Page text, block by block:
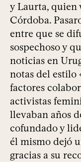
y Laurta, quien
Córdoba.
entre que se
sospechoso y
noticias en
notas del estilo
factores
activistas
llevaban años
cofundado y
él mismo dejó
gracias a su